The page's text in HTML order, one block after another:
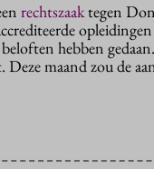
rechtszaaktegen
hebben
Deze maand zou de